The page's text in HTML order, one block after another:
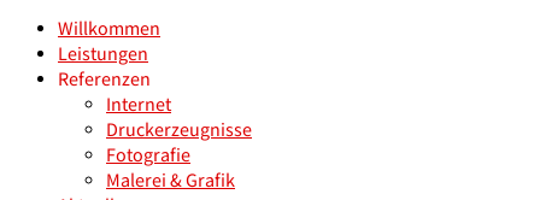
Willkommen
Leistungen
Referenzen
Internet
Druckerzeugnisse
Fotografie
Malerei & Grafik